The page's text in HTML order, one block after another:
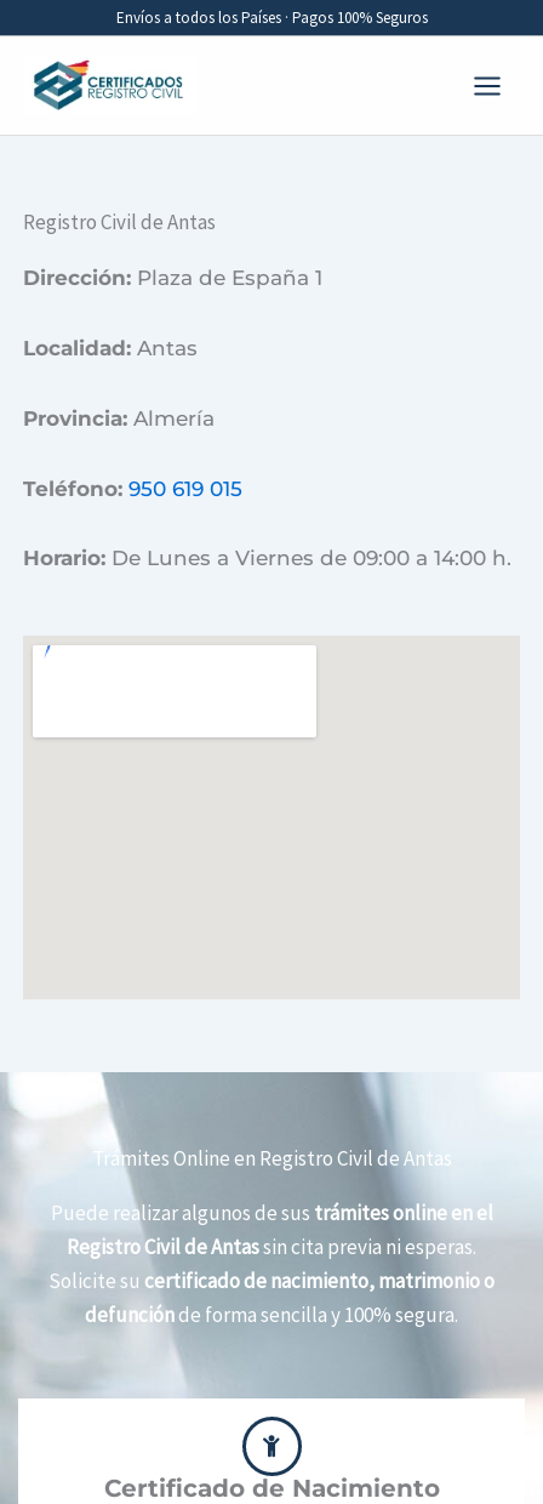
contenido
Envíos a todos los Países · Pagos 100% Seguros
Registro Civil de Antas
Dirección: Plaza de España 1
Localidad:Antas
Provincia:Almería
Teléfono: 950 619 015
Horario: De Lunes a Viernes de 09:00 a 14:00 h.
Trámites Online en Registro Civil de Antas
Puede realizar algunos de sus trámites online en el
Registro Civil de Antassin cita previa ni esperas.
Solicite su certificado de nacimiento, matrimonio o
defunciónde forma sencilla y 100% segura.
Certificado de Nacimiento